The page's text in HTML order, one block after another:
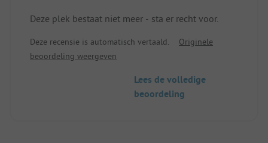
Deze plek bestaat niet meer - sta er recht voor.
Deze recensie is automatisch vertaald.
Originele
beoordeling weergeven
Lees de volledige
beoordeling